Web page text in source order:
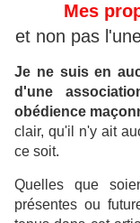
Mes
et non pas
Je ne suis en
d'une
obédience
clair, qu'il n'y ait
ce soit.
Quelles que
présentes ou